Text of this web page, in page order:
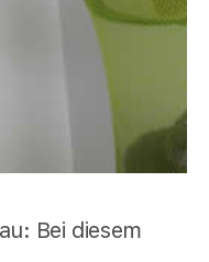
Bei diesem